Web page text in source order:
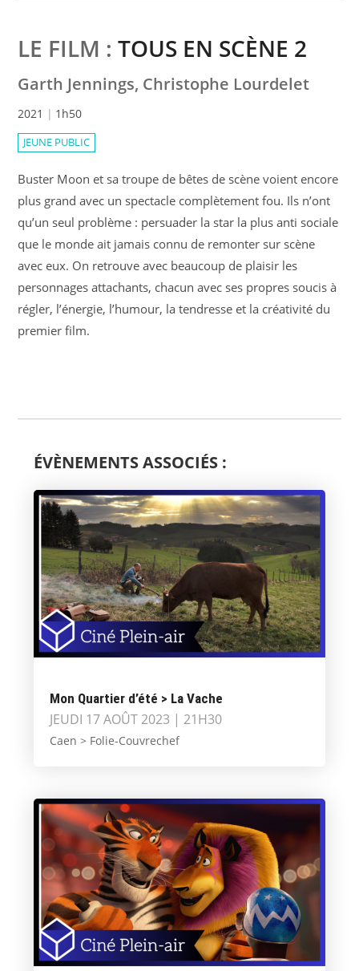
LE FILM :TOUS EN SCÈNE 2
Garth Jennings, Christophe Lourdelet
2021 1h50
JEUNE PUBLIC
Buster Moon et sa troupe de bêtes de scène voient encore
plus grand avec un spectacle complètement fou. Ils n’ont
qu’un seul problème : persuader la star la plus anti sociale
que le monde ait jamais connu de remonter sur scène
avec eux. On retrouve avec beaucoup de plaisir les
personnages attachants, chacun avec ses propres soucis à
régler, l’énergie, l’humour, la tendresse et la créativité du
premier film.
ÉVÈNEMENTS ASSOCIÉS :
Mon Quartier d’été > La Vache
JEUDI 17 AOÛT 2023 | 21H30
Caen > Folie-Couvrechef